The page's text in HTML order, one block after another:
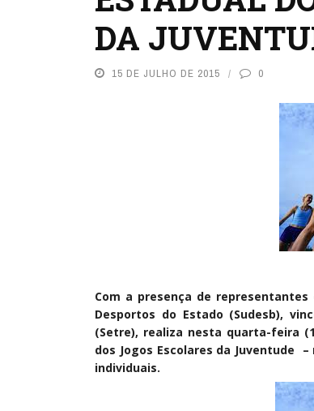
DA
15 DE JULHO DE 2015 0
Com a presença de
Desportos do Estado (Sudesb),
(Setre), realiza nesta quarta-feira
dos Jogos Escolares da Juventude
individuais.